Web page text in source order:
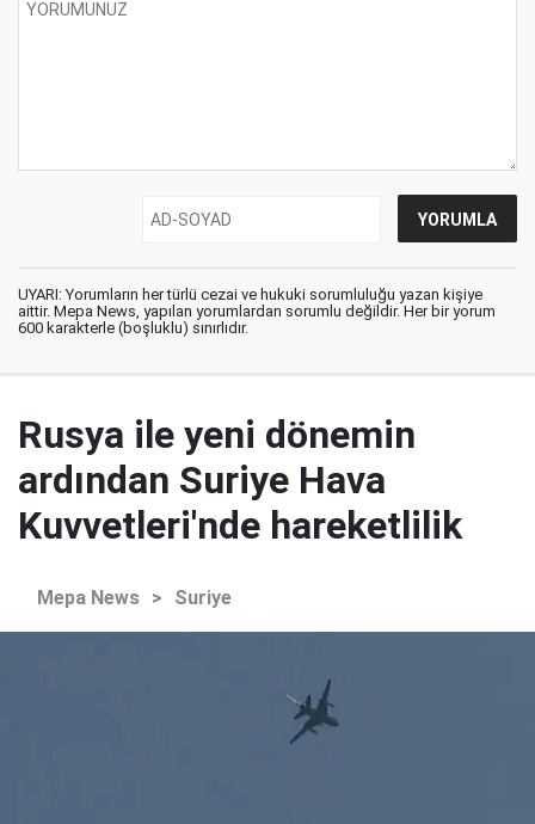
UYARI: Yorumların her türlü cezai ve hukuki sorumluluğu yazan kişiye
aittir. Mepa News, yapılan yorumlardan sorumlu değildir. Her bir yorum
600 karakterle (boşluklu) sınırlıdır.
Rusya ile yeni dönemin
ardından Suriye Hava
Kuvvetleri'nde hareketlilik
Mepa News > Suriye